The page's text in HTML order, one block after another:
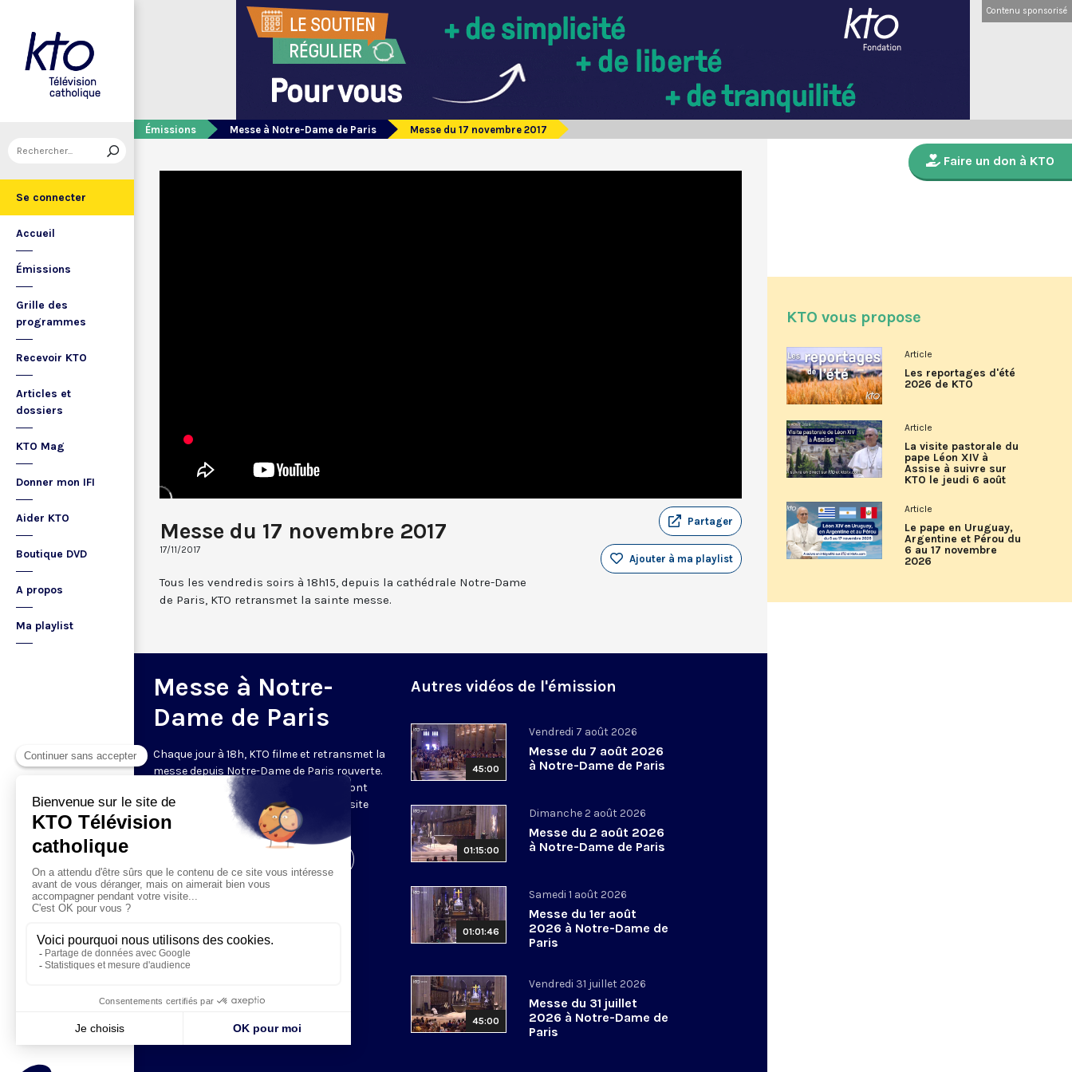
Se connecter
Accueil
Émissions
Grille des
programmes
Recevoir KTO
Articles et
dossiers
KTO Mag
Donner mon IFI
Aider KTO
Boutique DVD
A propos
Ma playlist
Contenu sponsorisé
Émissions Messe à Notre-Dame de Paris Messe du 17 novembre 2017
Messe du 17 novembre 2017
17/11/2017
Partager
Ajouter à ma playlist
Tous les vendredis soirs à 18h15, depuis la cathédrale Notre-Dame
de Paris, KTO retransmet la sainte messe.
Messe à Notre-
Dame de Paris
Chaque jour à 18h, KTO filme et retransmet la
messe depuis Notre-Dame de Paris rouverte.
Les textes des Vêpres et de la messe sont
presque toujours ceux qu’indiquent le site
www.aelf.org
Autres vidéos de l'émission
45:00
Vendredi 7 août 2026
Messe du 7 août 2026
à Notre-Dame de Paris
01:15:00
Dimanche 2 août 2026
Messe du 2 août 2026
à Notre-Dame de Paris
01:01:46
Samedi 1 août 2026
Messe du 1er août
2026 à Notre-Dame de
Paris
45:00
Vendredi 31 juillet 2026
Messe du 31 juillet
2026 à Notre-Dame de
Paris
Faire un don à KTO
KTO vous propose
Article
Les reportages d'été
2026 de KTO
Article
La visite pastorale du
pape Léon XIV à
Assise à suivre sur
KTO le jeudi 6 août
Article
Le pape en Uruguay,
Argentine et Pérou du
6 au 17 novembre
2026